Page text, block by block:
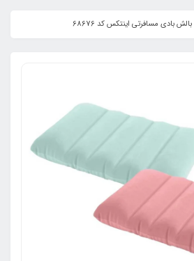
بالش بادی مسافرتی اینتکس کد 68676